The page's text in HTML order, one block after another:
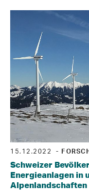
15.12.2022 -
Schweizer
Energieanlagen in
Alpenlandschaften